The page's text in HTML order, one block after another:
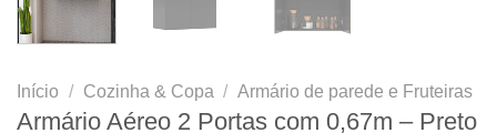
Início / Cozinha & Copa / Armário de parede e Fruteiras
Armário Aéreo 2 Portas com 0,67m – Preto